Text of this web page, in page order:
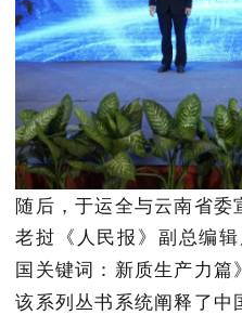
随后，于运全与云南省委
老挝《人民报》副总编
国关键词：新质生产力篇
该系列丛书系统阐释了中